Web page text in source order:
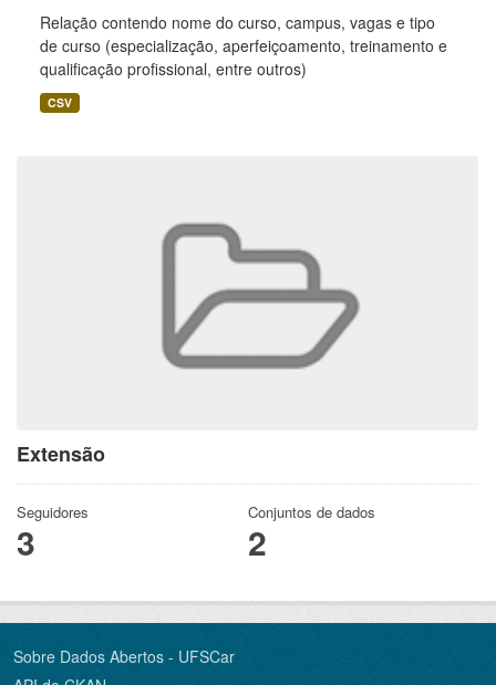
Extensão
Seguidores
3
Conjuntos de dados
2
Relação contendo nome do curso, campus, vagas e tipo
de curso (especialização, aperfeiçoamento, treinamento e
qualificação profissional, entre outros)
CSV
Sobre Dados Abertos - UFSCar